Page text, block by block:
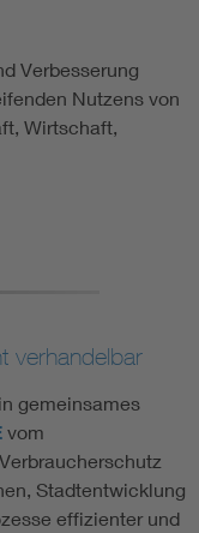
Verbesserung
Nutzens von
Wirtschaft,
verhandelbar
gemeinsames
vom
Stadtentwicklung
effizienter und